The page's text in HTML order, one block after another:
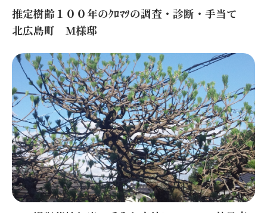
推定樹齢１００年のｸﾛﾏﾂの調査・診断・手当て
北広島町 M様邸